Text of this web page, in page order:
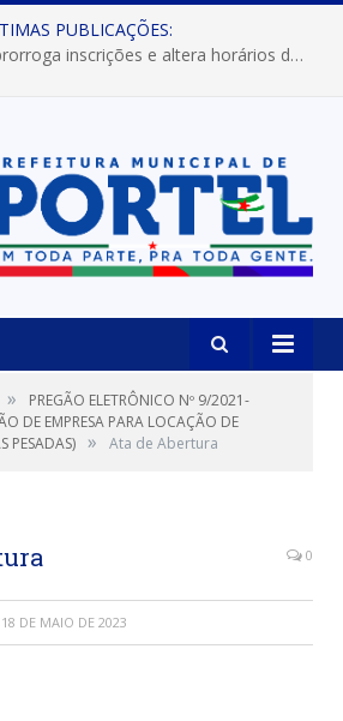
PUBLICAÇÕES:
Prefeitura de Portel prorroga inscrições e altera horários dos concursos “Musa” e “Miss Mix Verão 2026”
»
PREGÃO ELETRÔNICO Nº 9/2021-
DE EMPRESA PARA LOCAÇÃO DE
PESADAS) » Ata de Abertura
0
18 DE MAIO DE 2023